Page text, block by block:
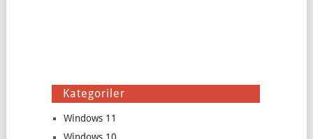
Kategoriler
Windows 11